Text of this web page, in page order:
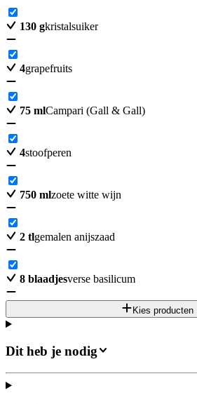
130 gkristalsuiker
4grapefruits
75 mlCampari (Gall & Gall)
4stoofperen
750 mlzoete witte wijn
2 tlgemalen anijszaad
8 blaadjesverse basilicum
Kies producten
Dit heb je nodig